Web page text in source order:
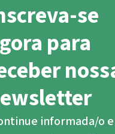
se
para
informada/o